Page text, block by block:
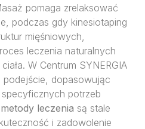
pomaga zrelaksować
podczas gdy kinesiotaping
mięśniowych,
leczenia naturalnych
W Centrum SYNERGIA
podejście, dopasowując
potrzeb
metody leczenia są stale
i zadowolenie